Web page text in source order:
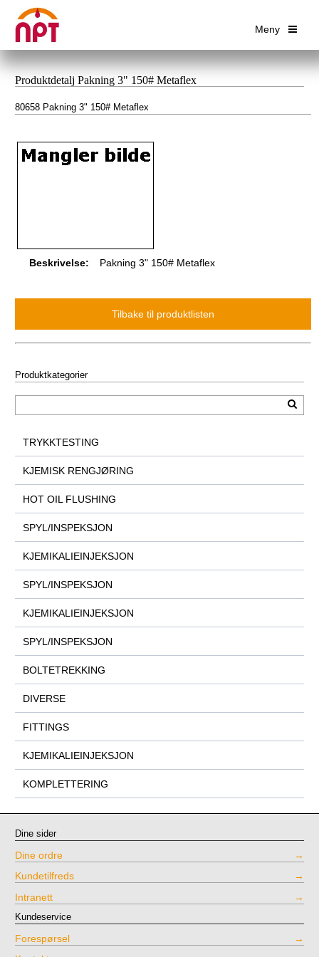
Meny
Produktdetalj Pakning 3" 150# Metaflex
80658 Pakning 3" 150# Metaflex
Beskrivelse: Pakning 3" 150# Metaflex
Produktkategorier
TRYKKTESTING
KJEMISK RENGJØRING
HOT OIL FLUSHING
SPYL/INSPEKSJON
KJEMIKALIEINJEKSJON
SPYL/INSPEKSJON
KJEMIKALIEINJEKSJON
SPYL/INSPEKSJON
BOLTETREKKING
DIVERSE
FITTINGS
KJEMIKALIEINJEKSJON
KOMPLETTERING
Dine sider
Dine ordre
Kundetilfreds
Intranett
Kundeservice
Forespørsel